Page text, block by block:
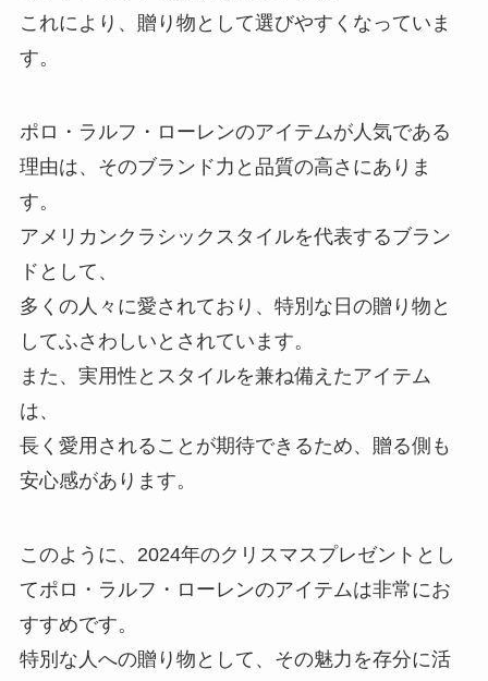
これにより、贈り物として選びやすくなっていま
す。
ポロ・ラルフ・ローレンのアイテムが人気である
理由は、そのブランド力と品質の高さにありま
す。
アメリカンクラシックスタイルを代表するブラン
ドとして、
多くの人々に愛されており、特別な日の贈り物と
してふさわしいとされています。
また、実用性とスタイルを兼ね備えたアイテム
は、
長く愛用されることが期待できるため、贈る側も
安心感があります。
このように、2024年のクリスマスプレゼントとし
てポロ・ラルフ・ローレンのアイテムは非常にお
すすめです。
特別な人への贈り物として、その魅力を存分に活